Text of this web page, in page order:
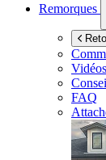
Remorques
FAQ